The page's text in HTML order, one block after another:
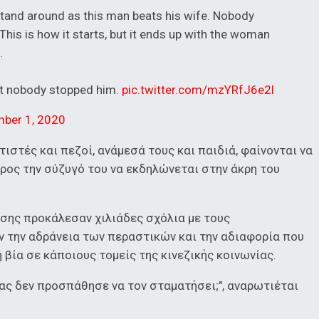
around as this man beats his wife. Nobody
is how it starts, but it ends up with the woman
nobody stopped him. pic.twitter.com/mzYRfJ6e2l
1, 2020
και πεζοί, ανάμεσά τους και παιδιά, φαίνονται να
την σύζυγό του να εκδηλώνεται στην άκρη του
προκάλεσαν χιλιάδες σχόλια με τους
αδράνεια των περαστικών και την αδιαφορία που
σε κάποιους τομείς της κινεζικής κοινωνίας.
δεν προσπάθησε να τον σταματήσει;", αναρωτιέται